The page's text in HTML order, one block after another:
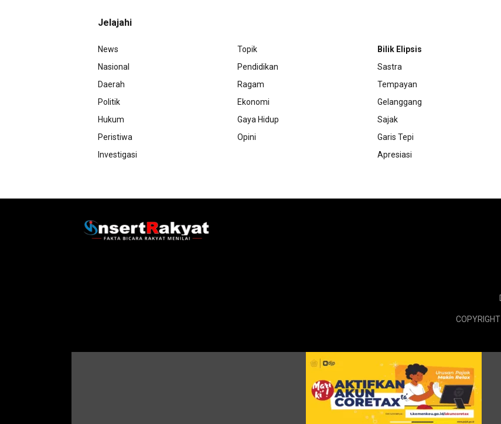
Jelajahi
News
Nasional
Daerah
Politik
Hukum
Peristiwa
Investigasi
Topik
Pendidikan
Ragam
Ekonomi
Gaya Hidup
Opini
Bilik Elipsis
Sastra
Tempayan
Gelanggang
Sajak
Garis Tepi
Apresiasi